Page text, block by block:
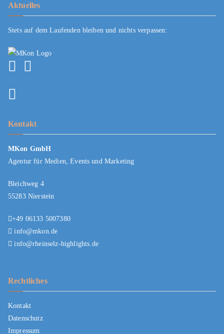
Aktuelles
Stets auf dem Laufenden bleiben und nichts verpassen:
Kontakt
MKon GmbH
Agentur für Medien, Events und Marketing
Bleichweg 4
55283 Nierstein
+49 06133 5007380
info@mkon.de
info@rheinselz-highlights.de
Rechtliches
Kontakt
Datenschutz
Impressum